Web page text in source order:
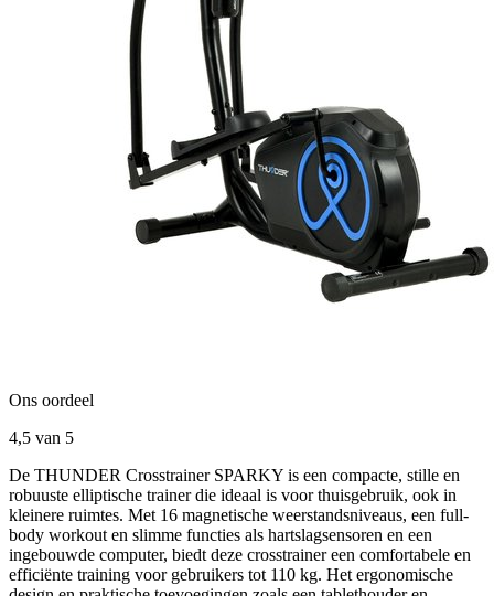
Ons oordeel
4,5 van 5
De THUNDER Crosstrainer SPARKY is een compacte, stille en
robuuste elliptische trainer die ideaal is voor thuisgebruik, ook in
kleinere ruimtes. Met 16 magnetische weerstandsniveaus, een full-
body workout en slimme functies als hartslagsensoren en een
ingebouwde computer, biedt deze crosstrainer een comfortabele en
efficiënte training voor gebruikers tot 110 kg. Het ergonomische